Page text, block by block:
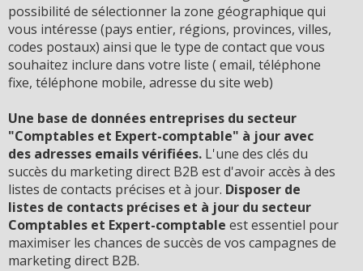
possibilité de sélectionner la zone géographique qui
vous intéresse (pays entier, régions, provinces, villes,
codes postaux) ainsi que le type de contact que vous
souhaitez inclure dans votre liste ( email, téléphone
fixe, téléphone mobile, adresse du site web)
Une base de données entreprises du secteur
"Comptables et Expert-comptable" à jour avec
des adresses emails vérifiées. L'une des clés du
succès du marketing direct B2B est d'avoir accès à des
listes de contacts précises et à jour. Disposer de
listes de contacts précises et à jour du secteur
Comptables et Expert-comptable est essentiel pour
maximiser les chances de succès de vos campagnes de
marketing direct B2B.